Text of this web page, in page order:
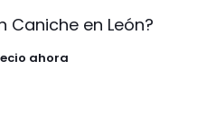
Caniche en León?
ahora